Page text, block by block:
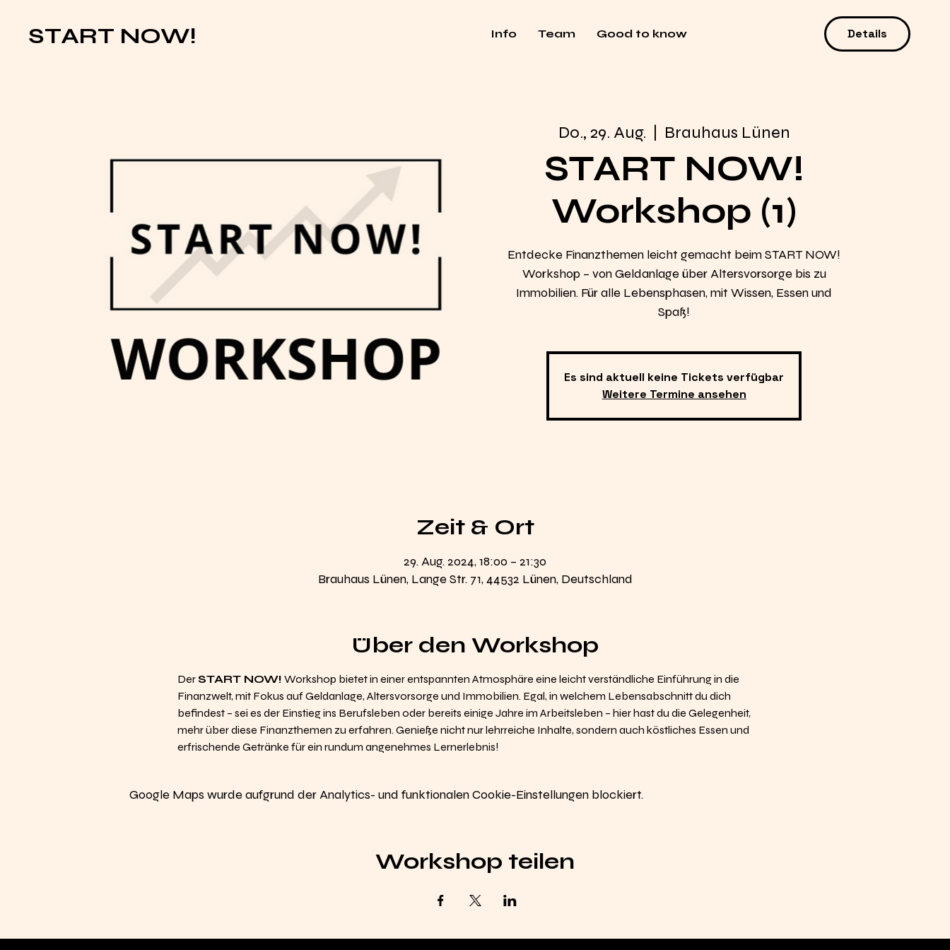
START NOW! Info Team Good to know Details
Do., 29. Aug. Brauhaus Lünen
START NOW!
Workshop (1)
Entdecke Finanzthemen leicht gemacht beim START NOW!
Workshop – von Geldanlage über Altersvorsorge bis zu
Immobilien. Für alle Lebensphasen, mit Wissen, Essen und
Spaß!
Es sind aktuell keine Tickets verfügbar
Weitere Termine ansehen
Zeit & Ort
29. Aug. 2024, 18:00 – 21:30
Brauhaus Lünen, Lange Str. 71, 44532 Lünen, Deutschland
Über den Workshop
Der START NOW! Workshop bietet in einer entspannten Atmosphäre eine leicht verständliche Einführung in die
Finanzwelt, mit Fokus auf Geldanlage, Altersvorsorge und Immobilien. Egal, in welchem Lebensabschnitt du dich
befindest – sei es der Einstieg ins Berufsleben oder bereits einige Jahre im Arbeitsleben – hier hast du die Gelegenheit,
mehr über diese Finanzthemen zu erfahren. Genieße nicht nur lehrreiche Inhalte, sondern auch köstliches Essen und
erfrischende Getränke für ein rundum angenehmes Lernerlebnis!
Google Maps wurde aufgrund der Analytics- und funktionalen Cookie-Einstellungen blockiert.
Workshop teilen